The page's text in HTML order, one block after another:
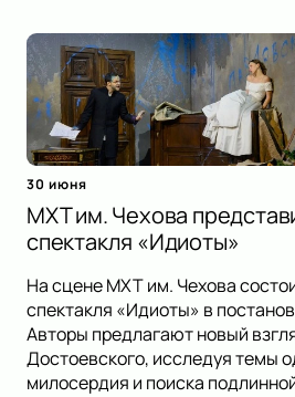
30 июня
МХТ им. Чехова
спектакля «Идиоты»
На сцене МХТ им. Чехова
спектакля «Идиоты» в
Авторы предлагают новый
Достоевского, исследуя темы
милосердия и поиска